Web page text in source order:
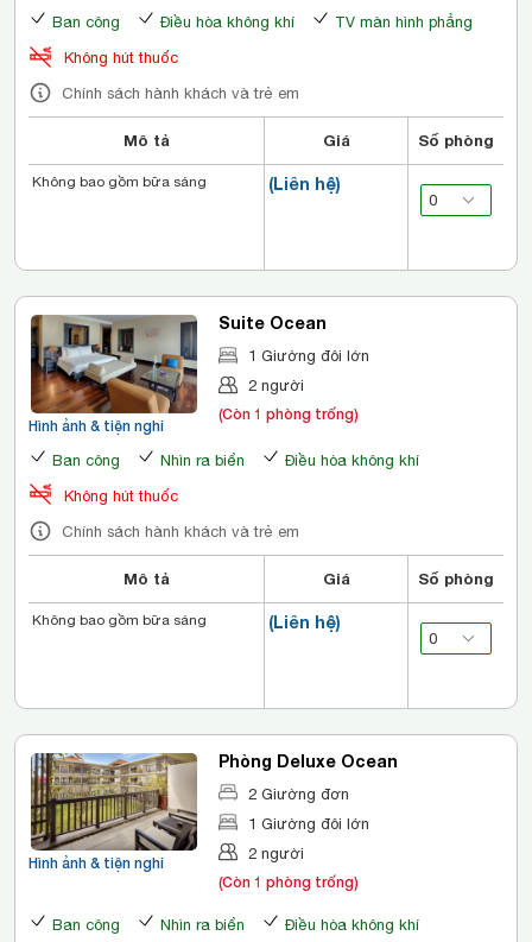
Ban công Điều hòa không khí
TV màn hình phẳng
Không hút thuốc
Chính sách hành khách và trẻ em
Mô tả Giá Số phòng
(Liên hệ)
Không bao gồm bữa sáng
Hình ảnh & tiện nghi
Suite Ocean
1 Giường đôi lớn
2 người
(Còn 1 phòng trống)
Ban công Nhìn ra biển
Điều hòa không khí
Không hút thuốc
Chính sách hành khách và trẻ em
Mô tả Giá Số phòng
(Liên hệ)
Không bao gồm bữa sáng
Hình ảnh & tiện nghi
Phòng Deluxe Ocean
2 Giường đơn
1 Giường đôi lớn
2 người
(Còn 1 phòng trống)
Ban công Nhìn ra biển Điều hòa không khí